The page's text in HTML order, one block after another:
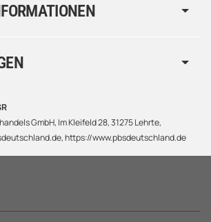
GmbH, Im Kleifeld 28, 31275 Lehrte,
https://www.pbsdeutschland.de